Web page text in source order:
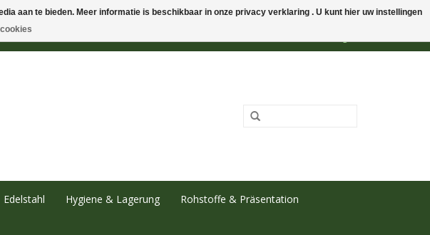
Edelstahl Hygiene & Lagerung Rohstoffe & Präsentation
aan te bieden. Meer informatie is beschikbaar in onze privacy verklaring . U kunt hier uw instellingen